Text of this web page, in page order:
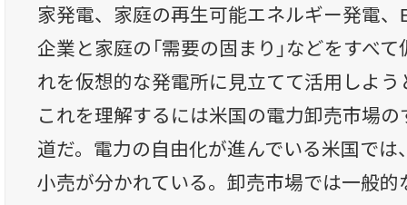
家発電、家庭の再生可能エネルギー発電
企業と家庭の「需要の固まり」などをすべ
れを仮想的な発電所に見立てて活用しよう
これを理解するには米国の電力卸売市場
道だ。電力の自由化が進んでいる米国で
小売が分かれている。卸売市場では一般